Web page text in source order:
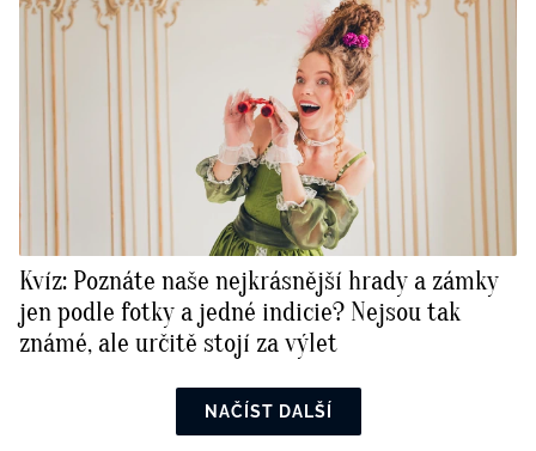
Kvíz: Poznáte naše nejkrásnější hrady a zámky
jen podle fotky a jedné indicie? Nejsou tak
známé, ale určitě stojí za výlet
NAČÍST DALŠÍ